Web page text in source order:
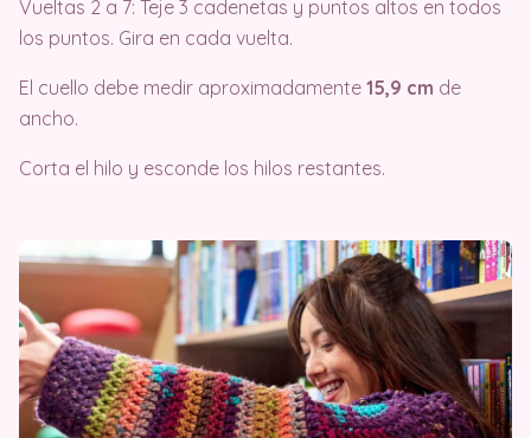
Vueltas 2 a 7: Teje 3 cadenetas y puntos altos en todos
los puntos. Gira en cada vuelta.
El cuello debe medir aproximadamente 15,9 cm de
ancho.
Corta el hilo y esconde los hilos restantes.